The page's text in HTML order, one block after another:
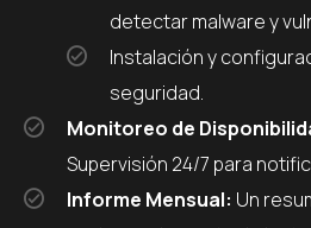
detectar malware y
Instalación y configuración de un plugin de
seguridad.
Monitoreo de
Supervisión 24/7 para
Informe Mensual: Un